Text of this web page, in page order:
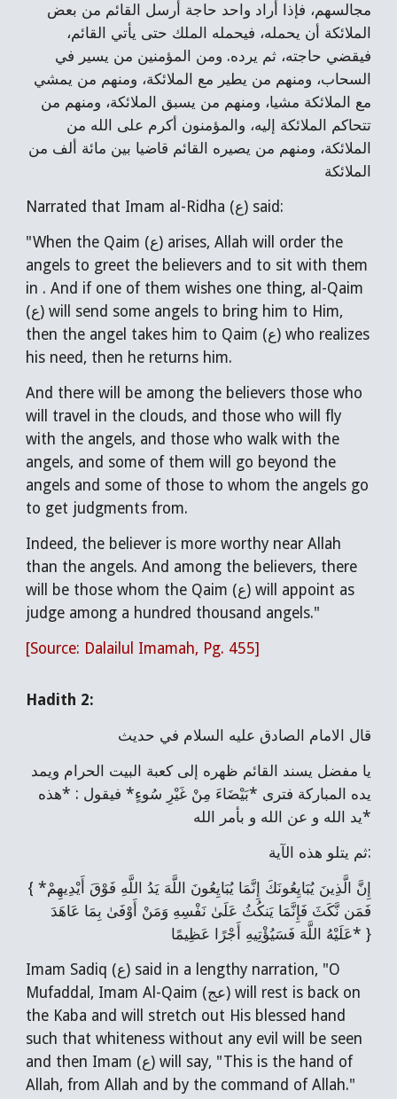
مجالسهم، فإذا أراد واحد حاجة أرسل القائم من بعض
الملائكة أن يحمله، فيحمله الملك حتى يأتي القائم،
فيقضي حاجته، ثم يرده. ومن المؤمنين من يسير في
السحاب، ومنهم من يطير مع الملائكة، ومنهم من يمشي
مع الملائكة مشيا، ومنهم من يسبق الملائكة، ومنهم من
تتحاكم الملائكة إليه، والمؤمنون أكرم على الله من
الملائكة، ومنهم من يصيره القائم قاضيا بين مائة ألف من
الملائكة
Narrated that Imam al-Ridha (ع) said:
"When the Qaim (ع) arises, Allah will order the
angels to greet the believers and to sit with them
in . And if one of them wishes one thing, al-Qaim
(ع) will send some angels to bring him to Him,
then the angel takes him to Qaim (ع) who realizes
his need, then he returns him.
And there will be among the believers those who
will travel in the clouds, and those who will fly
with the angels, and those who walk with the
angels, and some of them will go beyond the
angels and some of those to whom the angels go
to get judgments from.
Indeed, the believer is more worthy near Allah
than the angels. And among the believers, there
will be those whom the Qaim (ع) will appoint as
judge among a hundred thousand angels."
[Source: Dalailul Imamah, Pg. 455]
Hadith 2:
قال الامام الصادق عليه السلام في حديث
يا مفضل يسند القائم ظهره إلى كعبة البيت الحرام ويمد
يده المباركة فترى *بَيْضَاءَ مِنْ غَيْرِ سُوءٍ* فيقول : *هذه
يد الله و عن الله و بأمر الله*
ثم يتلو هذه الآية:
{ *إِنَّ الَّذِينَ يُبَايِعُونَكَ إِنَّمَا يُبَايِعُونَ اللَّهَ يَدُ اللَّهِ فَوْقَ أَيْدِيهِمْ
فَمَن نَّكَثَ فَإِنَّمَا يَنكُثُ عَلَىٰ نَفْسِهِ وَمَنْ أَوْفَىٰ بِمَا عَاهَدَ
عَلَيْهُ اللَّهَ فَسَيُؤْتِيهِ أَجْرًا عَظِيمًا* }
Imam Sadiq (ع) said in a lengthy narration, "O
Mufaddal, Imam Al-Qaim (عج) will rest is back on
the Kaba and will stretch out His blessed hand
such that whiteness without any evil will be seen
and then Imam (ع) will say, "This is the hand of
Allah, from Allah and by the command of Allah."